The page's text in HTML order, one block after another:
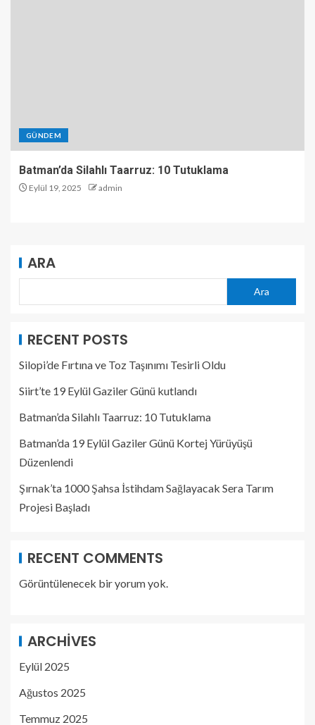
GÜNDEM
Batman’da Silahlı Taarruz: 10 Tutuklama
Eylül 19, 2025 admin
ARA
Ara
RECENT POSTS
Silopi’de Fırtına ve Toz Taşınımı Tesirli Oldu
Siirt’te 19 Eylül Gaziler Günü kutlandı
Batman’da Silahlı Taarruz: 10 Tutuklama
Batman’da 19 Eylül Gaziler Günü Kortej Yürüyüşü
Düzenlendi
Şırnak’ta 1000 Şahsa İstihdam Sağlayacak Sera Tarım
Projesi Başladı
RECENT COMMENTS
Görüntülenecek bir yorum yok.
ARCHIVES
Eylül 2025
Ağustos 2025
Temmuz 2025